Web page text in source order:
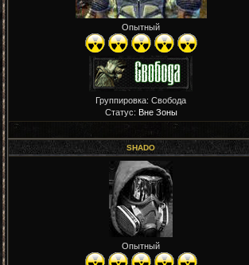
Опытный
Группировка: Свобода
Статус: Вне Зоны
SHADO
Опытный